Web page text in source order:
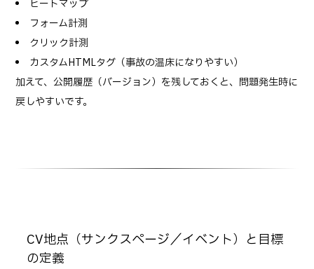
ヒートマップ
フォーム計測
クリック計測
カスタムHTMLタグ（事故の温床になりやすい）
加えて、公開履歴（バージョン）を残しておくと、問題発生時に
戻しやすいです。
CV地点（サンクスページ／イベント）と目標
の定義